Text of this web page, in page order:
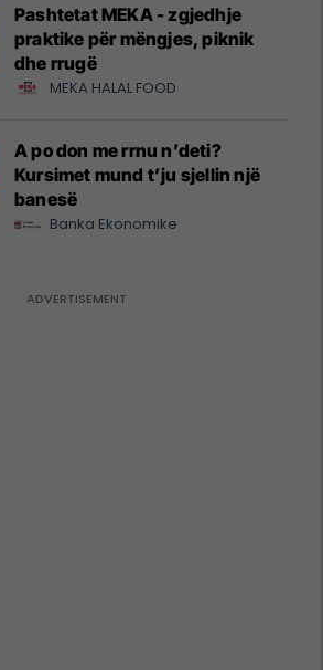
Pashtetat MEKA - zgjedhje
praktike për mëngjes, piknik
dhe rrugë
MEKA HALAL FOOD
A po don me rrnu n’deti?
Kursimet mund t’ju sjellin një
banesë
Banka Ekonomike